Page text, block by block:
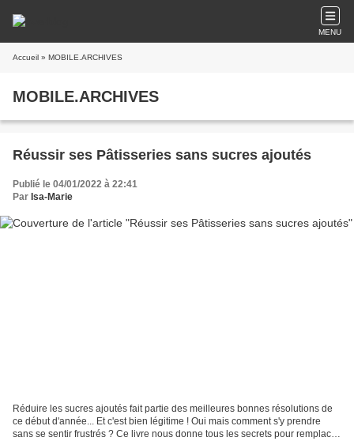
MENU
Accueil » MOBILE.ARCHIVES
MOBILE.ARCHIVES
Réussir ses Pâtisseries sans sucres ajoutés
Publié le 04/01/2022 à 22:41
Par Isa-Marie
Réduire les sucres ajoutés fait partie des meilleures bonnes résolutions de
ce début d'année... Et c'est bien légitime ! Oui mais comment s'y prendre
sans se sentir frustrés ? Ce livre nous donne tous les secrets pour remplacer